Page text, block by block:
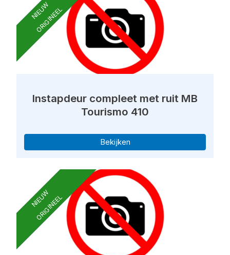
NIEUW
ORIGINEEL
Instapdeur compleet met ruit MB
Tourismo 410
Bekijken
NIEUW
ORIGINEEL